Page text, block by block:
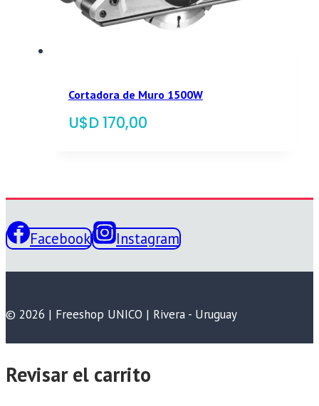
Cortadora de Muro 1500W
$ 170,00
Facebook Instagram
© 2026 | Freeshop UNICO | Rivera - Uruguay
Revisar el carrito